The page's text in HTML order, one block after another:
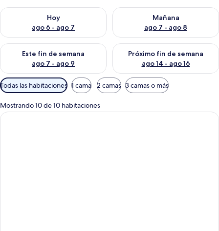
Hoy
ago 6 - ago 7
Consulta la disponibilidad para hoy ago 6 - ago 7
Mañana
ago 7 - ago 8
Consulta la disponibilidad
Este fin de semana
ago 7 - ago 9
Consulta la disponibilidad para este fin de semana ago 7 -
Próximo fin de semana
ago 14 - ago 16
Consulta la disponibilidad
Filtros
disponibles
para
las
Todas las habitaciones 1 cama 2 camas 3 camas o más
Mostrando 10 de 10 habitaciones